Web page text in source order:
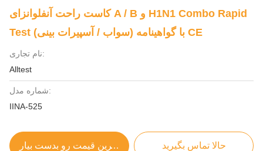
کاست راحت آنفلوانزای A / B و H1N1 Combo Rapid
Test (سواب / آسپیرات بینی) با گواهینامه CE
نام تجاری:
Alltest
شماره مدل:
IINA-525
بهترین قیمت رو بدست بیار حالا تماس بگیرید